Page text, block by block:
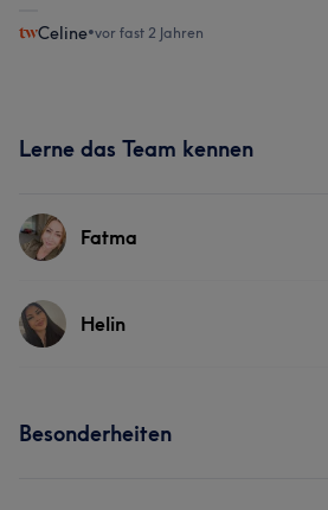
Celine•vor fast 2 Jahren
Lerne das Team kennen
Fatma
ServicesHelin
Besonderheiten